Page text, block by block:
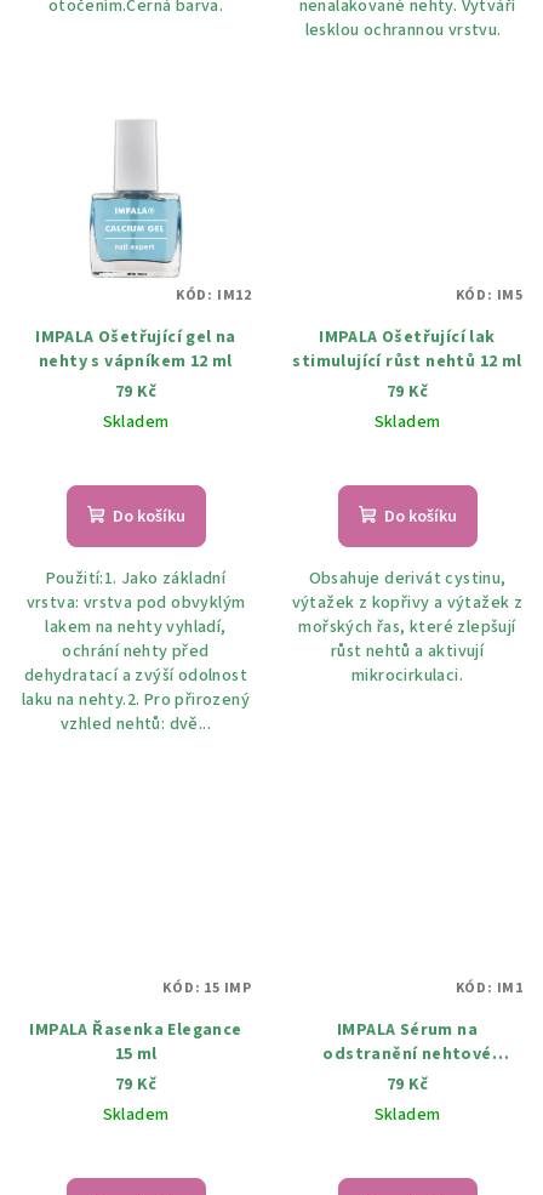
otočením.Černá barva.
nenalakované nehty. Vytváří
lesklou ochrannou vrstvu.
IMPALA Ošetřující gel na
nehty s vápníkem 12 ml
79 Kč
Skladem
Do košíku
Použití:1. Jako základní
vrstva: vrstva pod obvyklým
lakem na nehty vyhladí,
ochrání nehty před
dehydratací a zvýší odolnost
laku na nehty.2. Pro přirozený
vzhled nehtů: dvě...
KÓD: IM12
IMPALA Ošetřující lak
stimulující růst nehtů 12 ml
79 Kč
Skladem
Do košíku
Obsahuje derivát cystinu,
výtažek z kopřivy a výtažek z
mořských řas, které zlepšují
růst nehtů a aktivují
mikrocirkulaci.
KÓD: IM5
IMPALA Řasenka Elegance
15 ml
79 Kč
Skladem
KÓD: 15 IMP
IMPALA Sérum na
odstranění nehtové
kůžičky 12 ml
79 Kč
Skladem
KÓD: IM1